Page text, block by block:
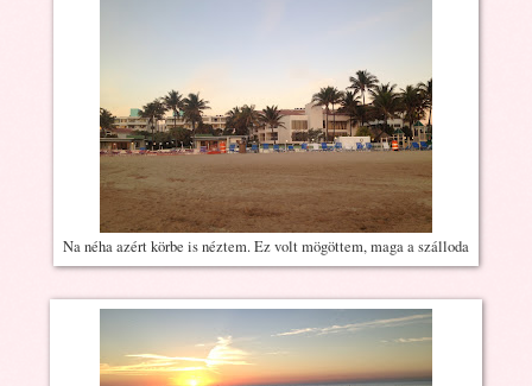
Na néha azért körbe is néztem. Ez volt mögöttem, maga a szálloda